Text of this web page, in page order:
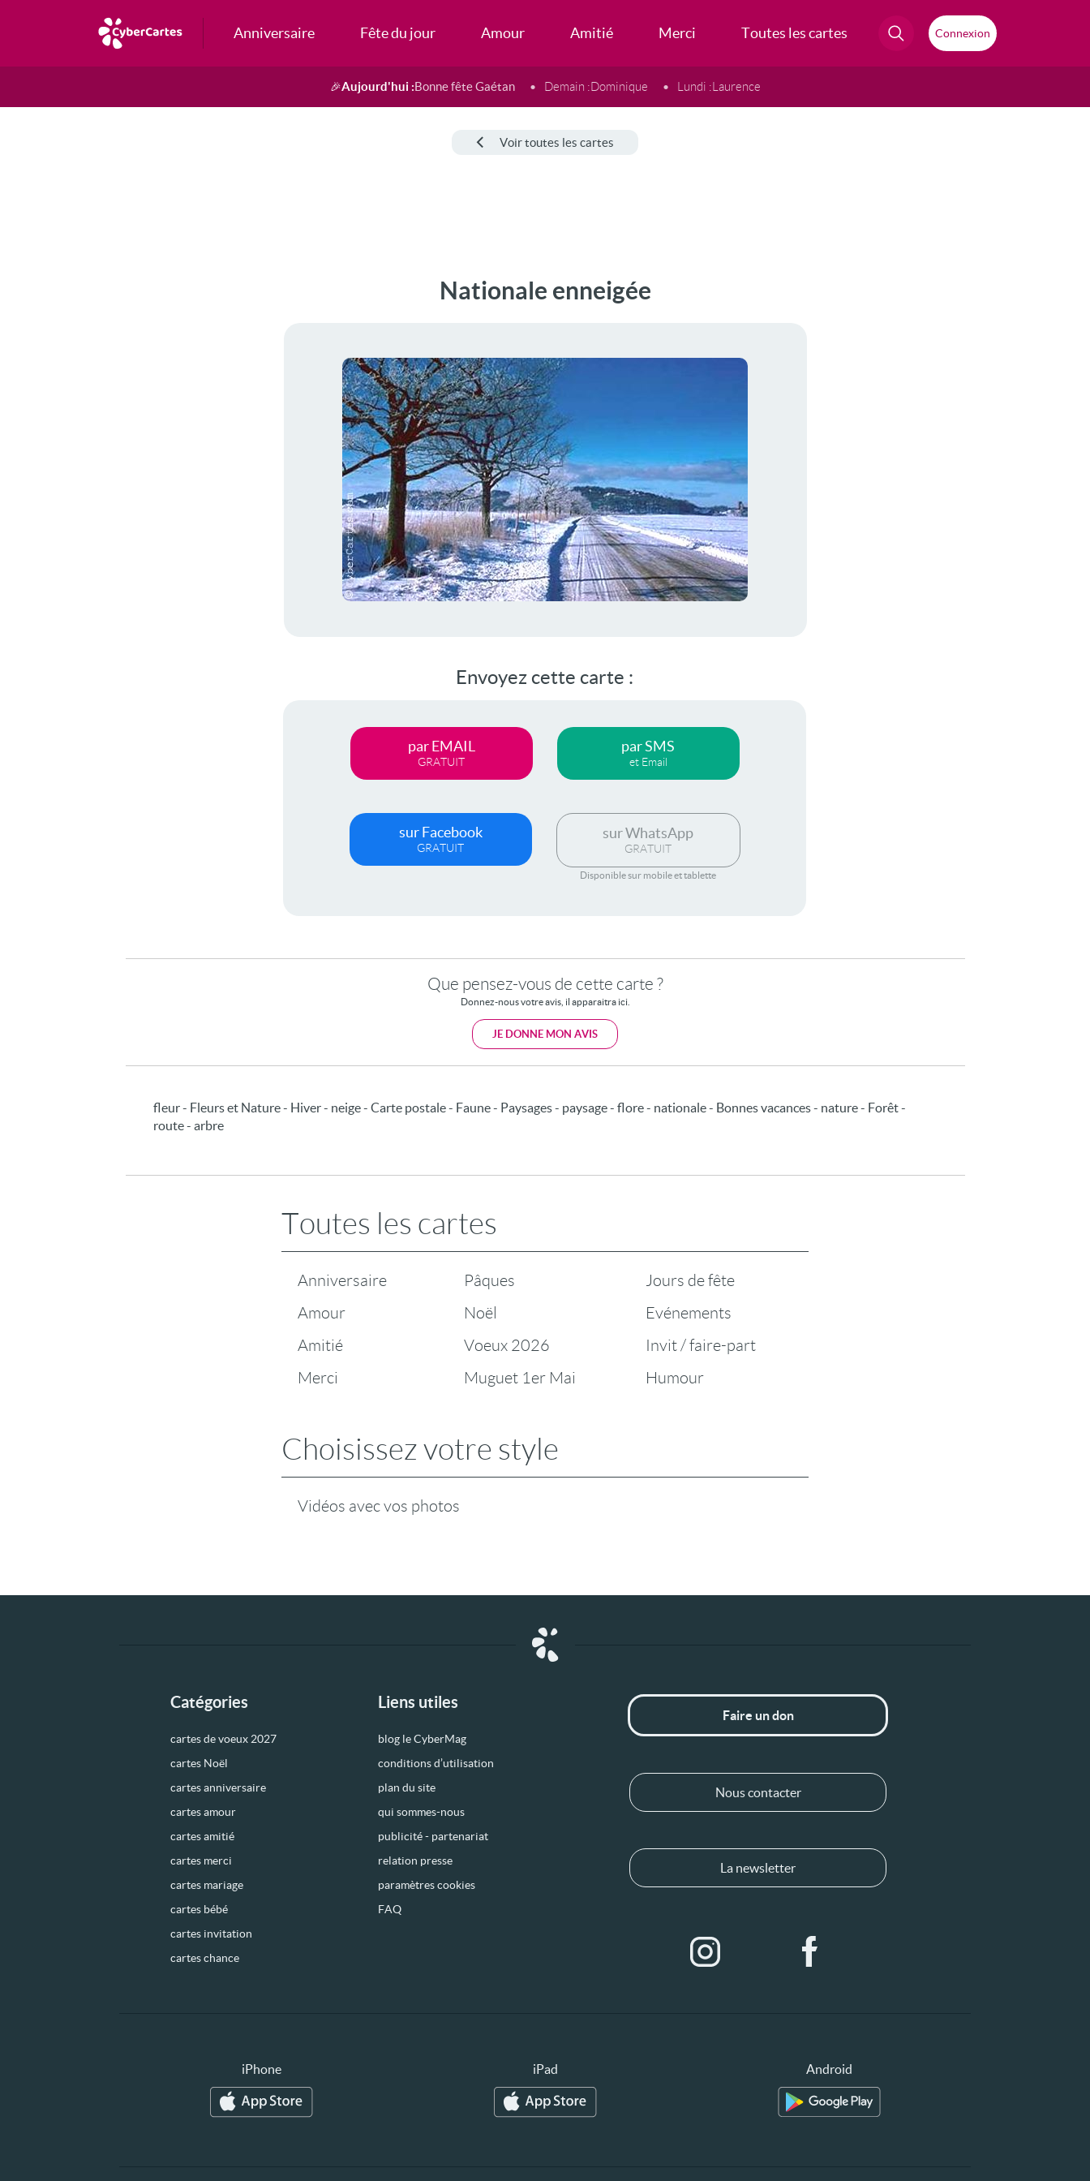
Anniversaire Fête du jour Amour Amitié Merci Toutes les cartes Connexion
🎉Aujourd'hui :Bonne fête Gaétan Demain :Dominique Lundi :Laurence
Voir toutes les cartes
Nationale enneigée
Envoyez cette carte :
par EMAIL
GRATUIT
par SMS
et Email
sur Facebook
GRATUIT
sur WhatsApp
GRATUIT
Disponible sur mobile et tablette
Que pensez-vous de cette carte ?
Donnez-nous votre avis, il apparaitra ici.
JE DONNE MON AVIS
fleur - Fleurs et Nature - Hiver - neige - Carte postale - Faune - Paysages - paysage - flore - nationale - Bonnes vacances - nature - Forêt -
route - arbre
Toutes les cartes
Anniversaire
Amour
Amitié
Merci
Pâques
Noël
Voeux 2026
Muguet 1er Mai
Jours de fête
Evénements
Invit / faire-part
Humour
Choisissez votre style
Vidéos avec vos photos
Catégories
cartes de voeux 2027
cartes Noël
cartes anniversaire
cartes amour
cartes amitié
cartes merci
cartes mariage
cartes bébé
cartes invitation
cartes chance
Liens utiles
blog le CyberMag
conditions d’utilisation
plan du site
qui sommes-nous
publicité - partenariat
relation presse
paramètres cookies
FAQ
Faire un don
Nous contacter
La newsletter
iPhone iPad Android